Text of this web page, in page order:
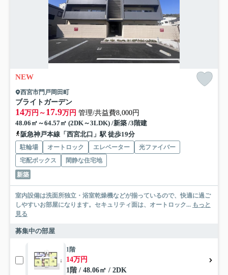
NEW
西宮市門戸岡田町
ブライトガーデン
14万円～ 17.9万円 管理/共益費8,000円
48.06㎡～64.57㎡ (2DK～3LDK) /新築 /3階建
阪急神戸本線「西宮北口」駅 徒歩19分
駐輪場 オートロック エレベーター
光ファイバー
宅配ボックス
閑静な住宅地
新築
室内設備は洗面所独立・浴室乾燥機などが揃っているので、快適に過ご
しやすいお部屋になります。セキュリティ面は、オートロック... もっと
見る
募集中の部屋
1階
14万円
1階 / 48.06㎡ / 2DK